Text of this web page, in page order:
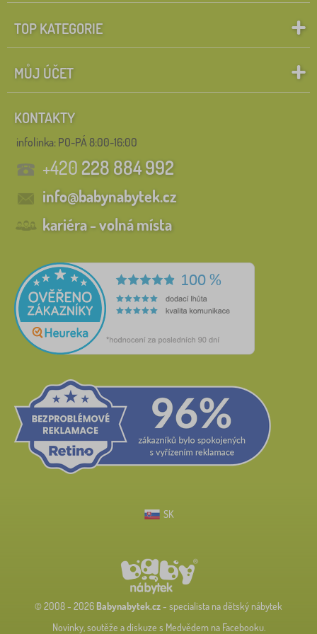
TOP KATEGORIE
MŮJ ÚČET
KONTAKTY
infolinka: PO-PÁ 8:00-16:00
+420228 884 992
info@babynabytek.cz
kariéra - volná místa
SK
© 2008 - 2026 Babynabytek.cz- specialista na dětský nábytek
Novinky, soutěže a diskuze s Medvědem na Facebooku.